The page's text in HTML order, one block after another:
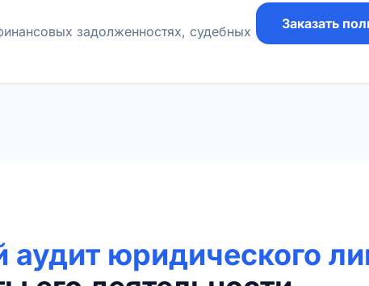
задолженностях, судебных
Заказать
юридического